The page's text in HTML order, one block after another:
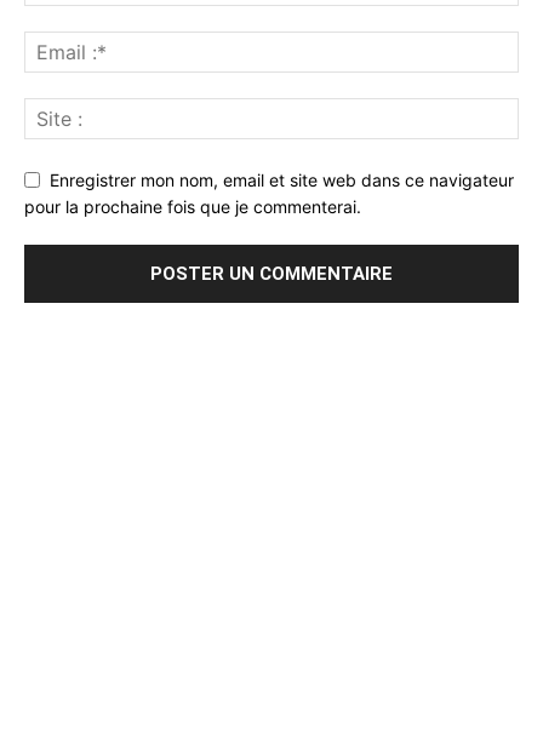
Enregistrer mon nom, email et site web dans ce navigateur
pour la prochaine fois que je commenterai.